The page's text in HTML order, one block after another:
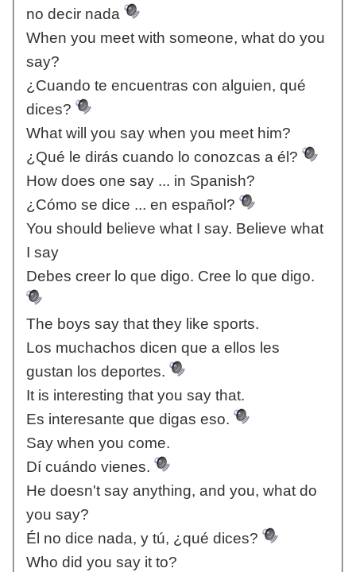
no decir nada
When you meet with someone, what do you
say?
¿Cuando te encuentras con alguien, qué
dices?
What will you say when you meet him?
¿Qué le dirás cuando lo conozcas a él?
How does one say ... in Spanish?
¿Cómo se dice ... en español?
You should believe what I say. Believe what
I say
Debes creer lo que digo. Cree lo que digo.
The boys say that they like sports.
Los muchachos dicen que a ellos les
gustan los deportes.
It is interesting that you say that.
Es interesante que digas eso.
Say when you come.
Dí cuándo vienes.
He doesn't say anything, and you, what do
you say?
Él no dice nada, y tú, ¿qué dices?
Who did you say it to?